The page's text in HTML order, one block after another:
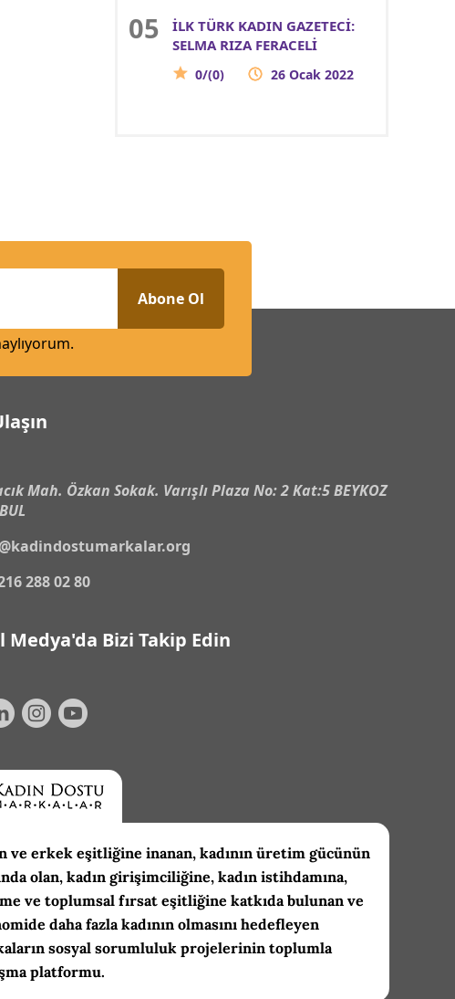
İLK TÜRK KADIN GAZETECİ:
SELMA RIZA FERACELİ
0/(0) 26 Ocak 2022
Abone Ol
Mah. Özkan Sokak. Varışlı Plaza No: 2 Kat:5 BEYKOZ
288 02 80
Medya'da Bizi Takip Edin
ve erkek eşitliğine inanan, kadının üretim gücünün
olan, kadın girişimciliğine, kadın istihdamına,
ve toplumsal fırsat eşitliğine katkıda bulunan ve
daha fazla kadının olmasını hedefleyen
sosyal sorumluluk projelerinin toplumla
platformu.